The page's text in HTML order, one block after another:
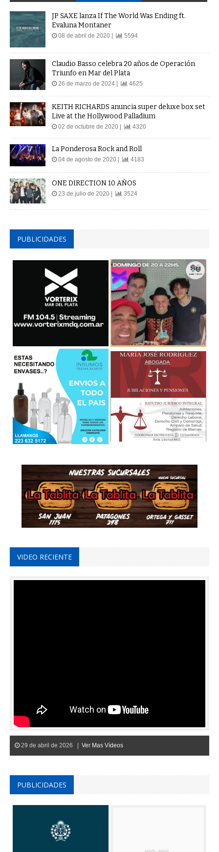
JP SAXE lanza If The World Was Ending ft.
Evaluna Montaner
08 de abril de 2020 | 5594
Claudio Basso celebra 20 años de Operación
Triunfo en Mar del Plata
26 de marzo de 2024 | 4625
KEITH RICHARDS anuncia super deluxe box set
Live at the Hollywood Palladium
02 de octubre de 2020 | 4320
La Ponderosa Rock and Roll
04 de agosto de 2020 | 4183
ONE DIRECTION 10 AÑOS
23 de julio de 2020 | 3524
PUBLICIDADES
VIDEO RECIENTE
29 de abril de 2026 | Ver Mas Vídeos
PUBLICIDADES